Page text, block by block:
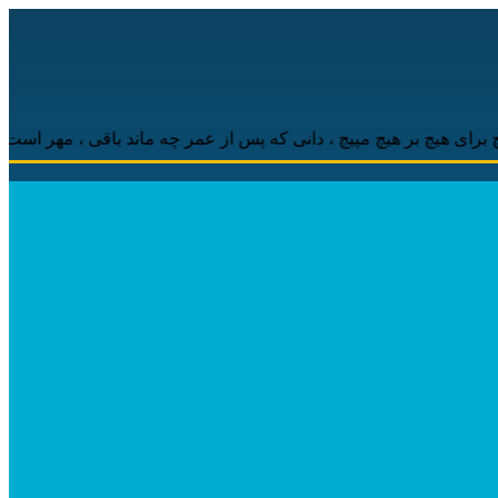
هیچ مپیچ ، دانی که پس از عمر چه ماند باقی ، مهر است و محبت